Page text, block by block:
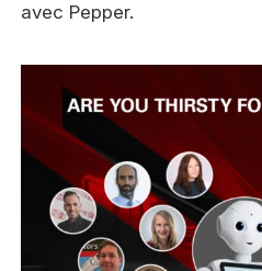
avec Pepper.